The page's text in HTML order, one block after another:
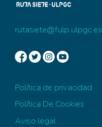
rutasiete@fulp.ulpgc.es
Política de privacidad
Política De Cookies
Aviso legal